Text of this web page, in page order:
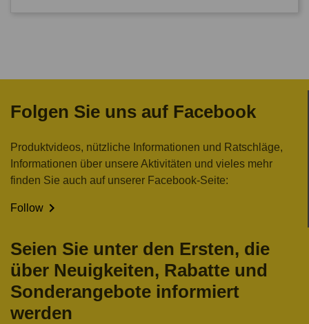
Folgen Sie uns auf Facebook
Produktvideos, nützliche Informationen und Ratschläge,
Informationen über unsere Aktivitäten und vieles mehr
finden Sie auch auf unserer Facebook-Seite:
Follow 
Seien Sie unter den Ersten, die
über Neuigkeiten, Rabatte und
Sonderangebote informiert
werden